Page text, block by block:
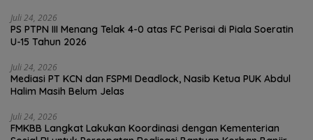
Juli 24, 2026
PS PTPN III Menang Telak 4-0 atas FC Perisai di Piala Soeratin
U-15 Tahun 2026
Juli 24, 2026
Mediasi PT KCN dan FSPMI Deadlock, Nasib Ketua PUK Abdul
Juli 24, 2026
FMKBB Langkat Lakukan Koordinasi dengan Kementerian